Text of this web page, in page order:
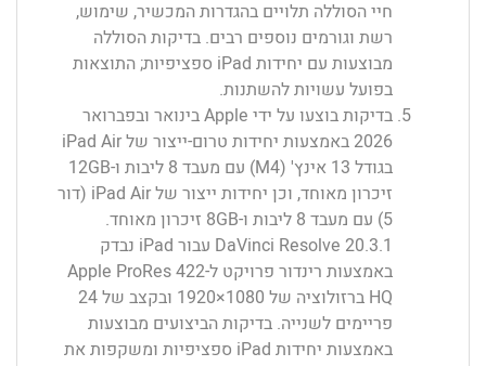
חיי הסוללה תלויים בהגדרות המכשיר, שימוש,
רשת וגורמים נוספים רבים. בדיקות הסוללה
מבוצעות עם יחידות iPad ספציפיות; התוצאות
בפועל עשויות להשתנות.
בדיקות בוצעו על ידי Apple בינואר ובפברואר
2026 באמצעות יחידות טרום-ייצור של iPad Air
בגודל 13 אינץ' (M4) עם מעבד 8 ליבות ו-12GB
זיכרון מאוחד, וכן יחידות ייצור של iPad Air (דור
5) עם מעבד 8 ליבות ו-8GB זיכרון מאוחד.
‏DaVinci Resolve 20.3.1 עבור iPad נבדק
באמצעות רינדור פרויקט ל-Apple ProRes 422
HQ ברזולוציה של ‎1920×1080 ובקצב של 24
פריימים לשנייה. בדיקות הביצועים מבוצעות
באמצעות יחידות iPad ספציפיות ומשקפות את